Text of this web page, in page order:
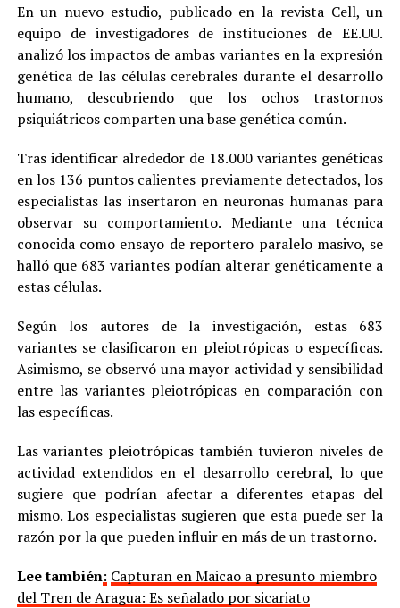
En un nuevo estudio, publicado en la revista Cell, un
equipo de investigadores de instituciones de EE.UU.
analizó los impactos de ambas variantes en la expresión
genética de las células cerebrales durante el desarrollo
humano, descubriendo que los ochos trastornos
psiquiátricos comparten una base genética común.
Tras identificar alrededor de 18.000 variantes genéticas
en los 136 puntos calientes previamente detectados, los
especialistas las insertaron en neuronas humanas para
observar su comportamiento. Mediante una técnica
conocida como ensayo de reportero paralelo masivo, se
halló que 683 variantes podían alterar genéticamente a
estas células.
Según los autores de la investigación, estas 683
variantes se clasificaron en pleiotrópicas o específicas.
Asimismo, se observó una mayor actividad y sensibilidad
entre las variantes pleiotrópicas en comparación con
las específicas.
Las variantes pleiotrópicas también tuvieron niveles de
actividad extendidos en el desarrollo cerebral, lo que
sugiere que podrían afectar a diferentes etapas del
mismo. Los especialistas sugieren que esta puede ser la
razón por la que pueden influir en más de un trastorno.
Lee también: Capturan en Maicao a presunto miembro
del Tren de Aragua: Es señalado por sicariato